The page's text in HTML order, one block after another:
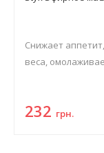
Снижает
веса,
232 грн.